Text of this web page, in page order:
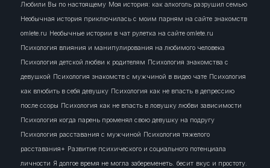
Любили Вы по настоящему Моя история: как алкоголь разрушил семью
Необычная история приключилась с моим парням на сайте знакомств
omlete.ru Необычные истории в чат рулетка на сайте omlete.ru
Психология влияния и манипулирования на любимого человека
Психология детской любви к родителям Психология знакомства с
девушкой Психология знакомств с мужчиной в видео чате Психология
как влюбить в себя девушку Психология как не впасть в депрессию
после ссоры Психология как не впасть в ловушку любви зависимости
Психология когда парень променял свою девушку на подругу
Психология расставания с мужчиной Психология тяжелого
расставания+ Развитие психического и социального потенциала
личности Я долгое время не могла забеременеть. бесит вкус и простоту.